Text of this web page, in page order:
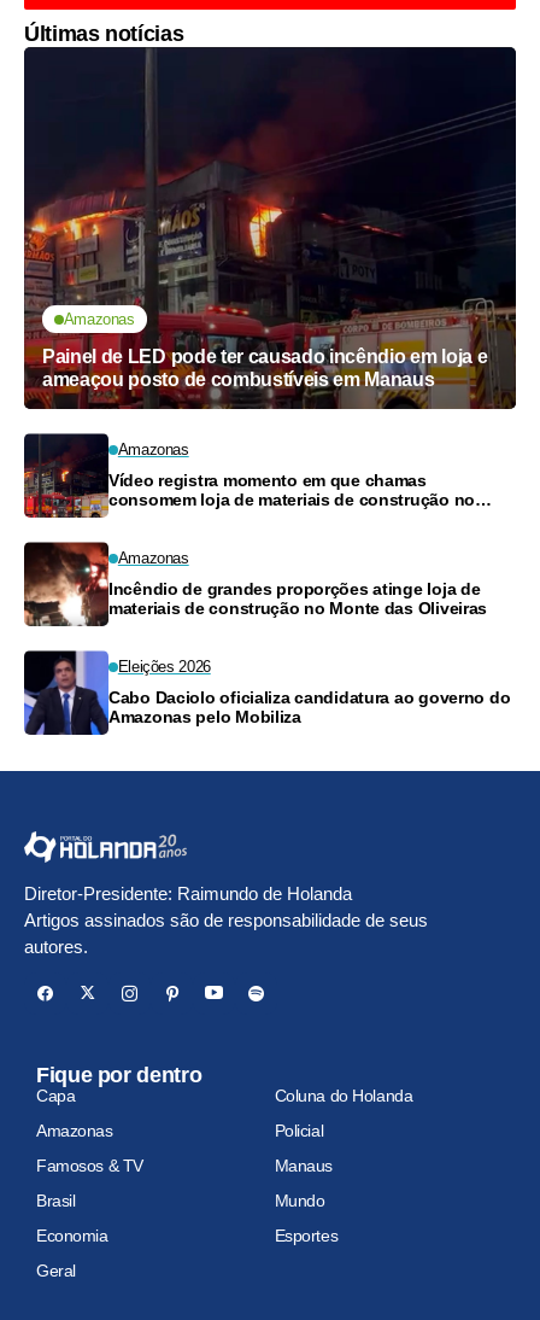
Últimas notícias
Amazonas
Painel de LED pode ter causado incêndio em loja e
ameaçou posto de combustíveis em Manaus
Amazonas
Vídeo registra momento em que chamas
consomem loja de materiais de construção no
Amazonas
Incêndio de grandes proporções atinge loja de
materiais de construção no Monte das Oliveiras
Eleições 2026
Cabo Daciolo oficializa candidatura ao governo do
Amazonas pelo Mobiliza
Diretor-Presidente: Raimundo de Holanda
Artigos assinados são de responsabilidade de seus
autores.
Fique por dentro
Capa
Coluna do Holanda
Amazonas
Policial
Famosos & TV
Manaus
Brasil
Mundo
Economia
Esportes
Geral